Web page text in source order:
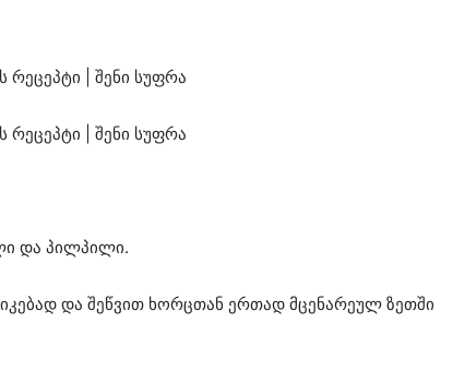
და პილპილი.
და შეწვით ხორცთან ერთად მცენარეულ ზეთში